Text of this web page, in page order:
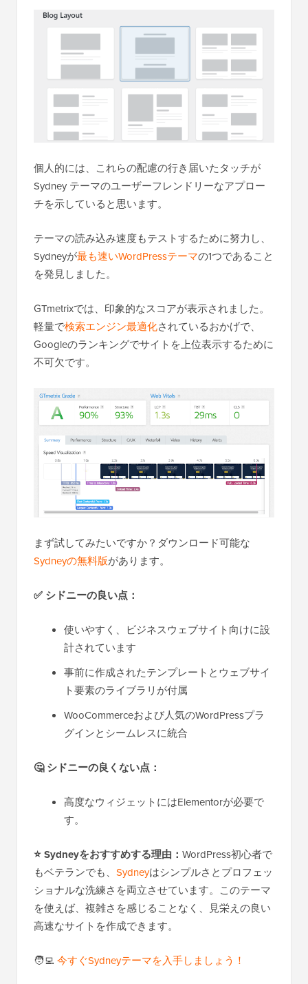
個人的には、これらの配慮の行き届いたタッチが
Sydney テーマのユーザーフレンドリーなアプロー
チを示していると思います。
テーマの読み込み速度もテストするために努力し、
Sydneyが最も速いWordPressテーマの1つであること
を発見しました。
GTmetrixでは、印象的なスコアが表示されました。
軽量で検索エンジン最適化されているおかげで、
Googleのランキングでサイトを上位表示するために
不可欠です。
まず試してみたいですか？ダウンロード可能な
Sydneyの無料版があります。
✅ シドニーの良い点：
使いやすく、ビジネスウェブサイト向けに設
計されています
事前に作成されたテンプレートとウェブサイ
ト要素のライブラリが付属
WooCommerceおよび人気のWordPressプラ
グインとシームレスに統合
🤔 シドニーの良くない点：
高度なウィジェットにはElementorが必要で
す。
⭐Sydneyをおすすめする理由： WordPress初心者で
もベテランでも、 Sydneyはシンプルさとプロフェッ
ショナルな洗練さを両立させています。このテーマ
を使えば、複雑さを感じることなく、見栄えの良い
高速なサイトを作成できます。
🧑‍💻 今すぐSydneyテーマを入手しましょう！